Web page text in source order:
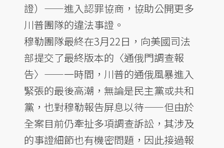
證）——進入認罪協商，協助公開更多
川普團隊的違法事證。
穆勒團隊最終在3月22日，向美國司法
部提交了最終版本的〈通俄門調查報
告〉——一時間，川普的通俄風暴進入
緊張的最後高潮，無論是民主黨或共和
黨，也對穆勒報告屏息以待——但由於
全案目前仍牽扯多項調查訴訟，其涉及
的事證細節也有機密問題，因此接過報